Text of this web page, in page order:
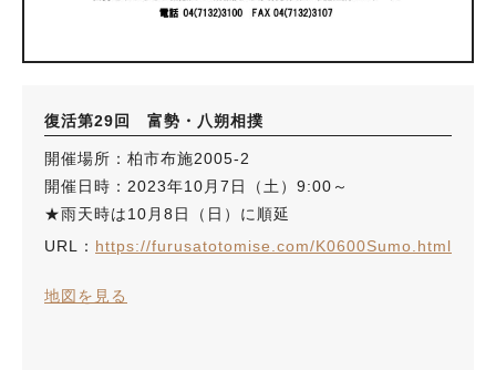
復活第29回 富勢・八朔相撲
開催場所：柏市布施2005-2
開催日時：2023年10月7日（土）9:00～
★雨天時は10月8日（日）に順延
URL： https://furusatotomise.com/K0600Sumo.html
地図を見る